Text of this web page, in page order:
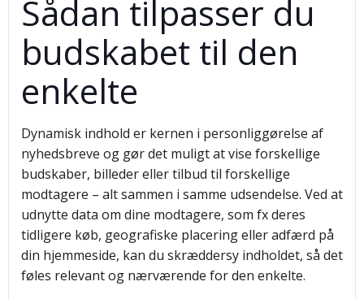
Sådan tilpasser du
budskabet til den
enkelte
Dynamisk indhold er kernen i personliggørelse af
nyhedsbreve og gør det muligt at vise forskellige
budskaber, billeder eller tilbud til forskellige
modtagere – alt sammen i samme udsendelse. Ved at
udnytte data om dine modtagere, som fx deres
tidligere køb, geografiske placering eller adfærd på
din hjemmeside, kan du skræddersy indholdet, så det
føles relevant og nærværende for den enkelte.